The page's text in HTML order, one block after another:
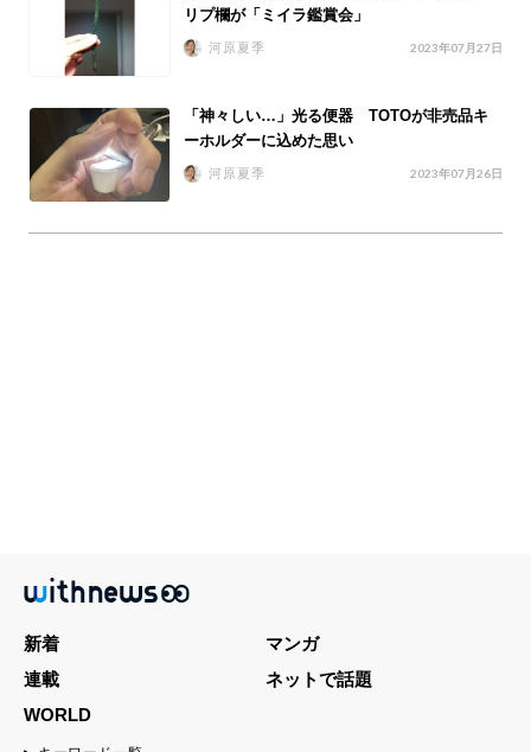
リプ欄が「ミイラ鑑賞会」
河原夏季 2023年07月27日
「神々しい…」光る便器 TOTOが非売品キ
ーホルダーに込めた思い
河原夏季 2023年07月26日
新着
マンガ
連載
ネットで話題
WORLD